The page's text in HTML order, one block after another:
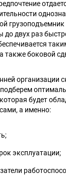
грузоподъемник
до двух раз
также боковой
организации
будет
а именно:
эксплуатации;